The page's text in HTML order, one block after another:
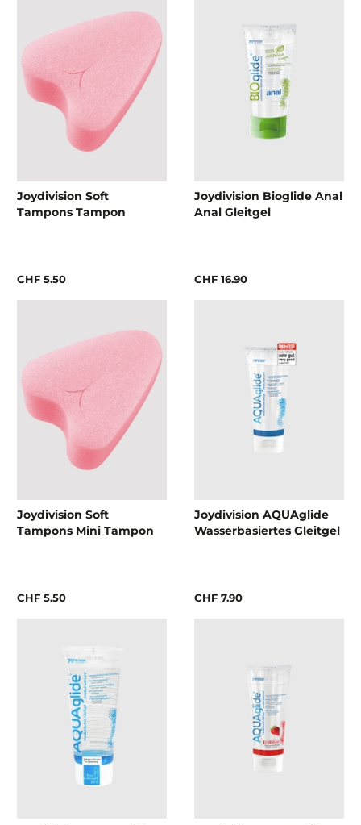
Joydivision Soft
Tampons Tampon
CHF 5.50
Joydivision Bioglide Anal
Anal Gleitgel
CHF 16.90
Joydivision Soft
Tampons Mini Tampon
CHF 5.50
Joydivision AQUAglide
Wasserbasiertes Gleitgel
CHF 7.90